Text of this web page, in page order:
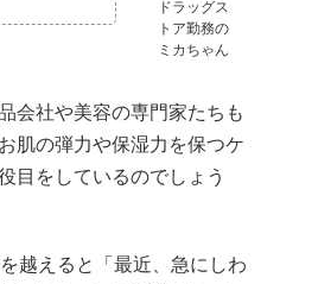
ドラッグス
トア勤務の
ミカちゃん
会社や美容の専門家たちも
肌の弾力や保湿力を保つケ
目をしているのでしょう
越えると「最近、急にしわ